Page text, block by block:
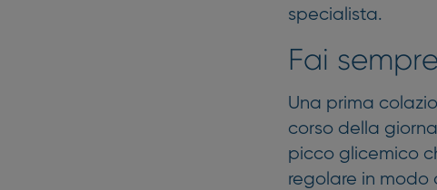
specialista.
Fai
Una prima
corso della
picco glicemico
regolare in modo